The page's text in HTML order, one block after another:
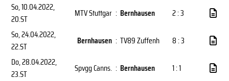
So, 10.04.2022,
20.ST
MTV Stuttgar : Bernhausen
2 : 3
So, 24.04.2022,
22.ST
Bernhausen : TV89 Zuffenh
8 : 3
Do, 28.04.2022,
23.ST
Spvgg Canns. : Bernhausen
1 : 1